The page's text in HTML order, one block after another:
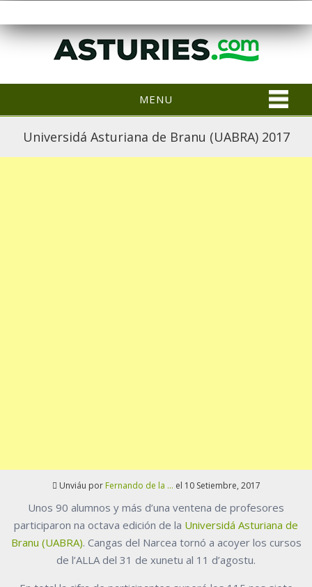
MENU
Universidá Asturiana de Branu (UABRA) 2017
Unviáu por Fernando de la ... el 10 Setiembre, 2017
Unos 90 alumnos y más d’una ventena de profesores
participaron na octava edición de la Universidá Asturiana de
Branu (UABRA). Cangas del Narcea tornó a acoyer los cursos
de l’ALLA del 31 de xunetu al 11 d’agostu.